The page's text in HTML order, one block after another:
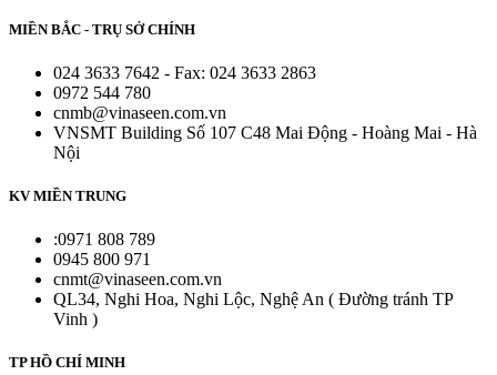
MIỀN BẮC - TRỤ SỞ CHÍNH
024 3633 7642 - Fax: 024 3633 2863
0972 544 780
cnmb@vinaseen.com.vn
VNSMT Building Số 107 C48 Mai Động - Hoàng Mai - Hà
Nội
KV MIỀN TRUNG
:0971 808 789
0945 800 971
cnmt@vinaseen.com.vn
QL34, Nghi Hoa, Nghi Lộc, Nghệ An ( Đường tránh TP
Vinh )
TP HỒ CHÍ MINH